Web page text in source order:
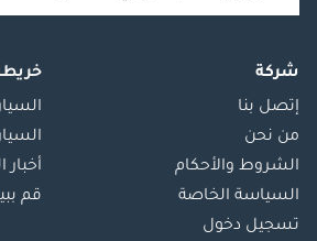
شركة
إتصل بنا
من نحن
الشروط والأحكام
السياسة الخاصة
تسجيل دخول
أخبار
قم